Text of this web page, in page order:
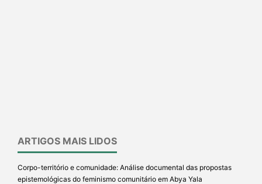
ARTIGOS MAIS LIDOS
Corpo-território e comunidade: Análise documental das propostas
epistemológicas do feminismo comunitário em Abya Yala